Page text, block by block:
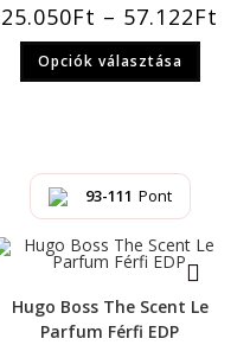
25.050Ft – 57.122Ft
Opciók választása
93-111 Pont
Hugo Boss The Scent Le
Parfum Férfi EDP